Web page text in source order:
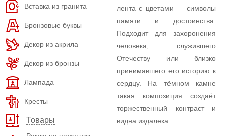
Вставка из гранита
Бронзовые буквы
Декор из акрила
Декор из бронзы
Лампада
Кресты
Товары
лента с цветами — символы
памяти и достоинства.
Подходит для захоронения
человека, служившего
Отечеству или близко
принимавшего его историю к
сердцу. На тёмном камне
такая композиция создаёт
торжественный контраст и
видна издалека.